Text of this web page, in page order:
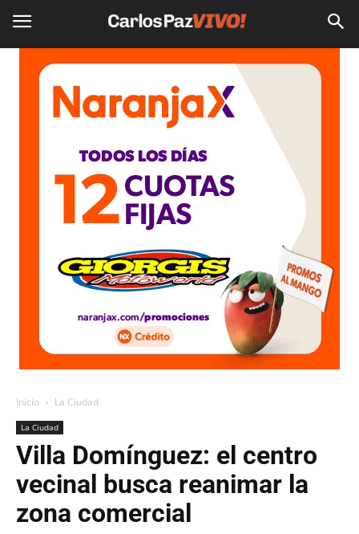
Inicio La Ciudad
La Ciudad
Villa Domínguez: el centro
vecinal busca reanimar la
zona comercial